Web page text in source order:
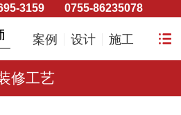
3159 0755-86235078
案例 设计 施工
修工艺